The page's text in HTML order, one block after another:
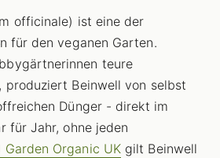
officinale) ist eine der
für den veganen Garten.
teure
produziert Beinwell von selbst
Dünger - direkt im
für Jahr, ohne jeden
Garden Organic UKgilt Beinwell